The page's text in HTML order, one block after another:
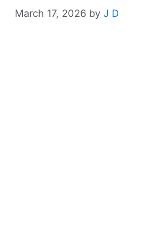
March 17, 2026 by J D